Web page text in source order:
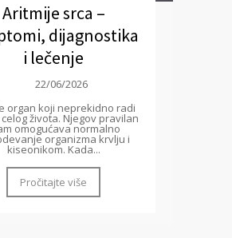
Aritmije srca –
dijagnostika
i lečenje
22/06/2026
organ koji neprekidno radi
života. Njegov pravilan
omogućava normalno
organizma krvlju i
kiseonikom. Kada...
Pročitajte više